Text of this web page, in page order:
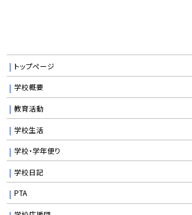
トップページ
学校概要
教育活動
学校生活
学校・学年便り
学校日記
PTA